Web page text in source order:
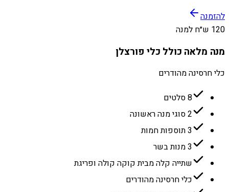
להזמנה
120 ש״ח למנה
מנה מלאה כולל כלי פורצלן
כלי חרסינה מהודרים
8 סלטים
2 סוגי מנה ראשונה
3 תוספות חמות
3 מנות בשר
שתייה קלה מבית קוקה קולה ופריגת
כלי חרסינה מהודרים